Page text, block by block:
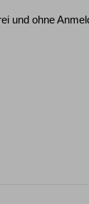
und ohne